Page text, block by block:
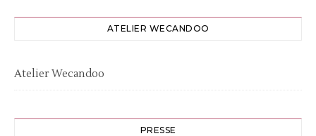
ATELIER WECANDOO
Atelier Wecandoo
PRESSE